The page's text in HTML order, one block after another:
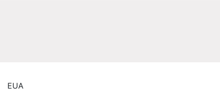
EUA